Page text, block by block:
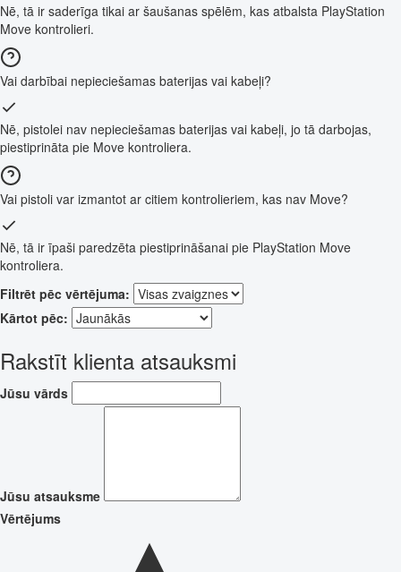
Nē, tā ir saderīga tikai ar šaušanas spēlēm, kas atbalsta PlayStation
Move kontrolieri.
Vai darbībai nepieciešamas baterijas vai kabeļi?
Nē, pistolei nav nepieciešamas baterijas vai kabeļi, jo tā darbojas,
piestiprināta pie Move kontroliera.
Vai pistoli var izmantot ar citiem kontrolieriem, kas nav Move?
Nē, tā ir īpaši paredzēta piestiprināšanai pie PlayStation Move
kontroliera.
Filtrēt pēc vērtējuma:
Kārtot pēc:
Rakstīt klienta atsauksmi
Jūsu vārds
Jūsu atsauksme
Vērtējums